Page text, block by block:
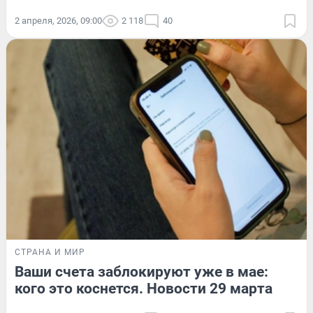
2 апреля, 2026, 09:00 2 118 40
СТРАНА И МИР
Ваши счета заблокируют уже в мае:
кого это коснется. Новости 29 марта